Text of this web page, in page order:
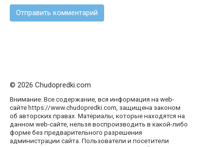
© 2026 Chudopredki.com
Внимание: Все содержание, вся информация на web-
сайте https://www.chudopredki.com, защищена законом
об авторских правах. Материалы, которые находятся на
данном web-сайте, нельзя воспроизводить в какой-либо
форме без предварительного разрешения
администрации сайта. Пользователи и посетители